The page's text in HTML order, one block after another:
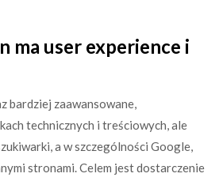
ma user experience i
bardziej zaawansowane,
technicznych i treściowych, ale
a w szczególności Google,
stronami. Celem jest dostarczenie